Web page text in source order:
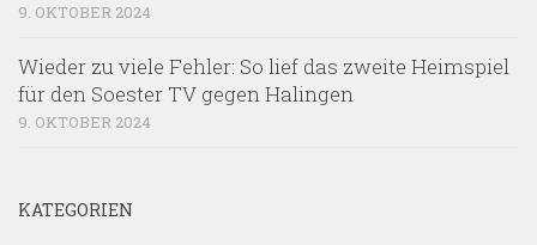
9. OKTOBER 2024
Wieder zu viele Fehler: So lief das zweite Heimspiel
für den Soester TV gegen Halingen
9. OKTOBER 2024
KATEGORIEN